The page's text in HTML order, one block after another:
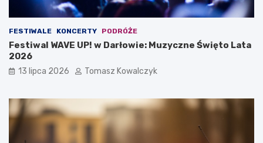
FESTIWALE KONCERTY PODRÓŻE
Festiwal WAVE UP! w Darłowie: Muzyczne Święto Lata
2026
13 lipca 2026 Tomasz Kowalczyk